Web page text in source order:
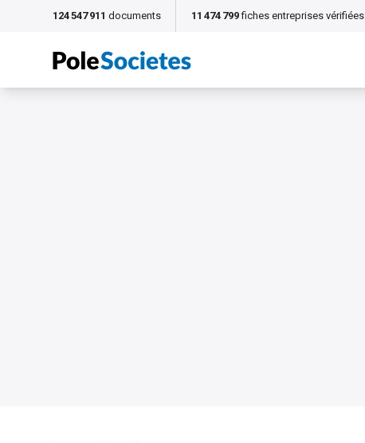
124 547 911 documents 11 474 799 fiches entreprises vérifiées